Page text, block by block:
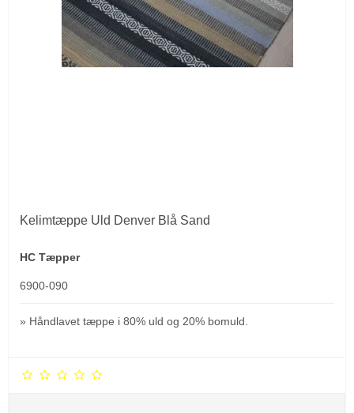
Kelimtæppe Uld Denver Blå Sand
HC Tæpper
6900-090
» Håndlavet tæppe i 80% uld og 20% bomuld.